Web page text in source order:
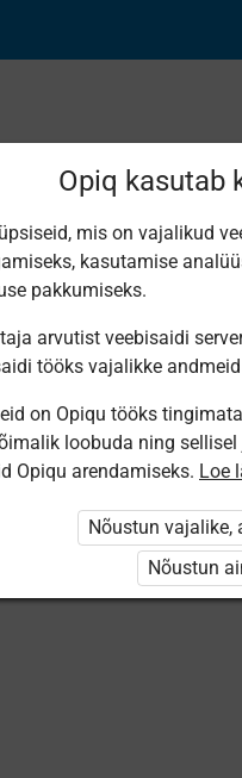
Koolibri
РУССКИЙ
ЯЗЫК 8
Avita
Русский
язык для 8
Opiq kasutab
mis on vajalikud
kasutamise
pakkumiseks.
arvutist veebisaidi
tööks vajalikke
on Opiqu tööks
loobuda ning
Opiqu arendamiseks. Loe
Nõustun vajalike,
Nõustun